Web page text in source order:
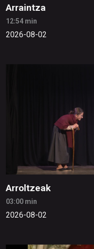
Arraintza
12:54 min
2026-08-02
Arroltzeak
03:00 min
2026-08-02